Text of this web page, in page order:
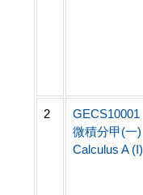
2
GECS10001
微積分甲(一)
Calculus A (I)